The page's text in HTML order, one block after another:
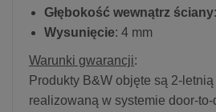
Głębokość wewnątrz ściany
Wysunięcie: 4 mm
Warunki gwarancji:
Produkty B&W objęte są 2-
realizowaną w systemie door-to-